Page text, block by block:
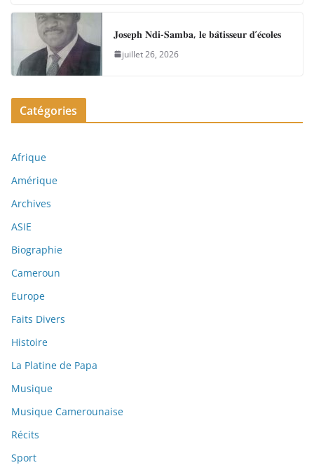
𝐉𝐨𝐬𝐞𝐩𝐡 𝐍𝐝𝐢-𝐒𝐚𝐦𝐛𝐚, 𝐥𝐞 𝐛𝐚̂𝐭𝐢𝐬𝐬𝐞𝐮𝐫 𝐝’𝐞́𝐜𝐨𝐥𝐞𝐬
juillet 26, 2026
Catégories
Afrique
Amérique
Archives
ASIE
Biographie
Cameroun
Europe
Faits Divers
Histoire
La Platine de Papa
Musique
Musique Camerounaise
Récits
Sport